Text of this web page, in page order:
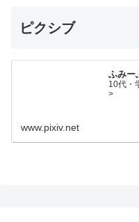
ピクシブ
ふみー
10代・
>
www.pixiv.net